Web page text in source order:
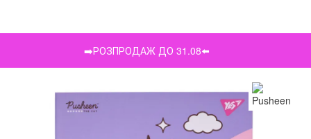
➡️РОЗПРОДАЖ ДО 31.08⬅️